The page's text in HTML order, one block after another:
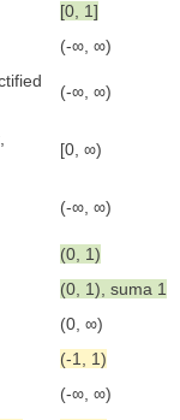
[0, 1]
(-∞, ∞)
(-∞, ∞)
[0, ∞)
(-∞, ∞)
(0, 1)
(0, 1), suma 1
(0, ∞)
(-1, 1)
(-∞, ∞)